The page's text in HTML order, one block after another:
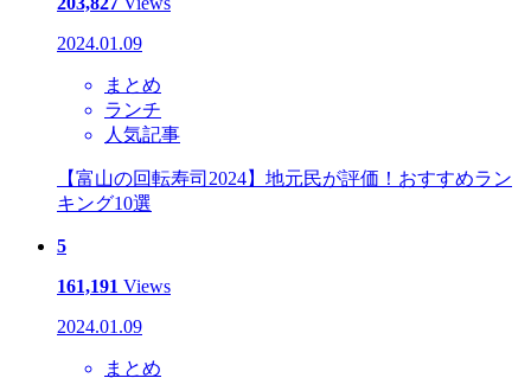
2024.01.09
まとめ
ランチ
人気記事
【富山の回転寿司2024】地元民が評価！おすすめラン
キング10選
5
161,191 Views
2024.01.09
まとめ